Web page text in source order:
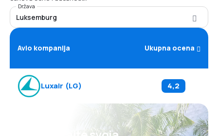
Država
Luksemburg
Avio kompanija Ukupna ocena
Luxair (LG) 4,2